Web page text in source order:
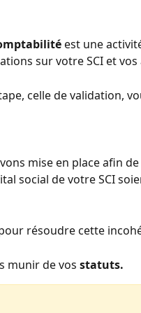
est une
sur votre SCI et vos
celle de validation,
mise en place afin
social de votre SCI
résoudre cette
munir de vos statuts.